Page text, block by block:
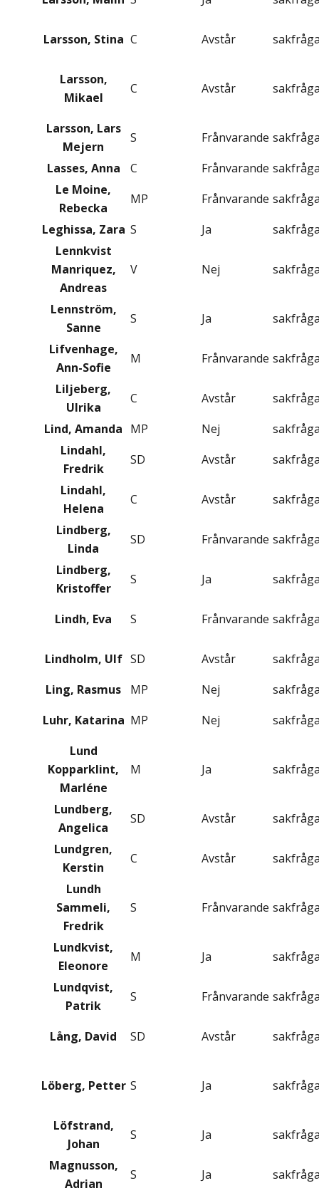
Larsson, Stina C Avstår
Larsson,
Mikael
C Avstår
Larsson, Lars
Mejern
S Frånvarande
Lasses, Anna
C Frånvarande
Le Moine,
Rebecka
MP Frånvarande
Leghissa, Zara S Ja
Lennkvist
Manriquez,
Andreas
V Nej
Lennström,
Sanne
S Ja
Lifvenhage,
Ann-Sofie
M Frånvarande
Liljeberg,
Ulrika
C Avstår
Lind, Amanda MP Nej
Lindahl,
Fredrik
SD Avstår
Lindahl,
Helena
C Avstår
Lindberg,
Linda
SD Frånvarande
Lindberg,
Kristoffer
S Ja
Lindh, Eva S Frånvarande
Lindholm, Ulf SD Avstår
Ling, Rasmus
MP Nej
Luhr, Katarina MP Nej
Lund
Kopparklint,
Marléne
M Ja
Lundberg,
Angelica
SD Avstår
Lundgren,
Kerstin
C Avstår
Lundh
Sammeli,
Fredrik
S Frånvarande
Lundkvist,
Eleonore
M Ja
Lundqvist,
Patrik
S Frånvarande
Lång, David SD Avstår
Löberg, Petter S Ja
Löfstrand,
Johan
S Ja
Magnusson,
Adrian
S Ja